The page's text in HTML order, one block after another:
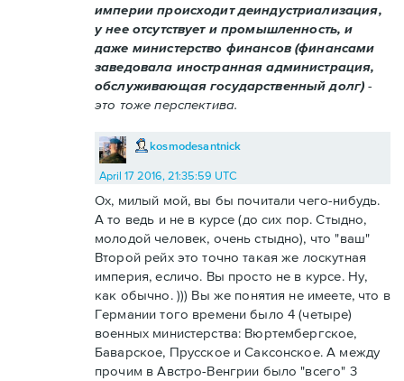
империи происходит деиндустриализация,
у нее отсутствует и промышленность, и
даже министерство финансов (финансами
заведовала иностранная администрация,
обслуживающая государственный долг)-
это тоже перспектива.
kosmodesantnick
April 17 2016, 21:35:59 UTC
Ох, милый мой, вы бы почитали чего-нибудь.
А то ведь и не в курсе (до сих пор. Стыдно,
молодой человек, очень стыдно), что "ваш"
Второй рейх это точно такая же лоскутная
империя, есличо. Вы просто не в курсе. Ну,
как обычно. ))) Вы же понятия не имеете, что в
Германии того времени было 4 (четыре)
военных министерства: Вюртембергское,
Баварское, Прусское и Саксонское. А между
прочим в Австро-Венгрии было "всего" 3